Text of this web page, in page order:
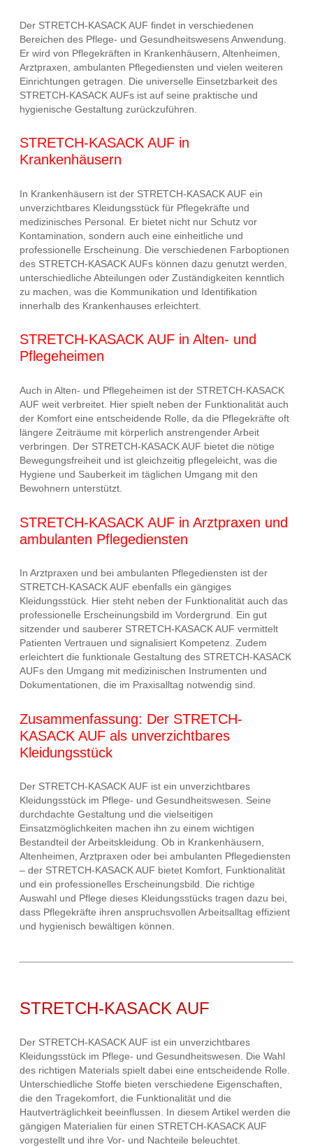
Der STRETCH-KASACK AUF findet in verschiedenen
Bereichen des Pflege- und Gesundheitswesens Anwendung.
Er wird von Pflegekräften in Krankenhäusern, Altenheimen,
Arztpraxen, ambulanten Pflegediensten und vielen weiteren
Einrichtungen getragen. Die universelle Einsetzbarkeit des
STRETCH-KASACK AUFs ist auf seine praktische und
hygienische Gestaltung zurückzuführen.
STRETCH-KASACK AUF in
Krankenhäusern
In Krankenhäusern ist der STRETCH-KASACK AUF ein
unverzichtbares Kleidungsstück für Pflegekräfte und
medizinisches Personal. Er bietet nicht nur Schutz vor
Kontamination, sondern auch eine einheitliche und
professionelle Erscheinung. Die verschiedenen Farboptionen
des STRETCH-KASACK AUFs können dazu genutzt werden,
unterschiedliche Abteilungen oder Zuständigkeiten kenntlich
zu machen, was die Kommunikation und Identifikation
innerhalb des Krankenhauses erleichtert.
STRETCH-KASACK AUF in Alten- und
Pflegeheimen
Auch in Alten- und Pflegeheimen ist der STRETCH-KASACK
AUF weit verbreitet. Hier spielt neben der Funktionalität auch
der Komfort eine entscheidende Rolle, da die Pflegekräfte oft
längere Zeiträume mit körperlich anstrengender Arbeit
verbringen. Der STRETCH-KASACK AUF bietet die nötige
Bewegungsfreiheit und ist gleichzeitig pflegeleicht, was die
Hygiene und Sauberkeit im täglichen Umgang mit den
Bewohnern unterstützt.
STRETCH-KASACK AUF in Arztpraxen und
ambulanten Pflegediensten
In Arztpraxen und bei ambulanten Pflegediensten ist der
STRETCH-KASACK AUF ebenfalls ein gängiges
Kleidungsstück. Hier steht neben der Funktionalität auch das
professionelle Erscheinungsbild im Vordergrund. Ein gut
sitzender und sauberer STRETCH-KASACK AUF vermittelt
Patienten Vertrauen und signalisiert Kompetenz. Zudem
erleichtert die funktionale Gestaltung des STRETCH-KASACK
AUFs den Umgang mit medizinischen Instrumenten und
Dokumentationen, die im Praxisalltag notwendig sind.
Zusammenfassung: Der STRETCH-
KASACK AUF als unverzichtbares
Kleidungsstück
Der STRETCH-KASACK AUF ist ein unverzichtbares
Kleidungsstück im Pflege- und Gesundheitswesen. Seine
durchdachte Gestaltung und die vielseitigen
Einsatzmöglichkeiten machen ihn zu einem wichtigen
Bestandteil der Arbeitskleidung. Ob in Krankenhäusern,
Altenheimen, Arztpraxen oder bei ambulanten Pflegediensten
– der STRETCH-KASACK AUF bietet Komfort, Funktionalität
und ein professionelles Erscheinungsbild. Die richtige
Auswahl und Pflege dieses Kleidungsstücks tragen dazu bei,
dass Pflegekräfte ihren anspruchsvollen Arbeitsalltag effizient
und hygienisch bewältigen können.
STRETCH-KASACK AUF
Der STRETCH-KASACK AUF ist ein unverzichtbares
Kleidungsstück im Pflege- und Gesundheitswesen. Die Wahl
des richtigen Materials spielt dabei eine entscheidende Rolle.
Unterschiedliche Stoffe bieten verschiedene Eigenschaften,
die den Tragekomfort, die Funktionalität und die
Hautverträglichkeit beeinflussen. In diesem Artikel werden die
gängigen Materialien für einen STRETCH-KASACK AUF
vorgestellt und ihre Vor- und Nachteile beleuchtet.